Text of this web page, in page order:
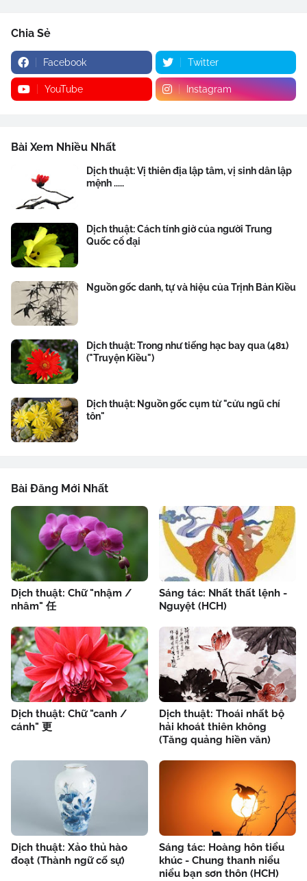
Chia Sẻ
Facebook Twitter
YouTube Instagram
Bài Xem Nhiều Nhất
Dịch thuật: Vị thiên địa lập tâm, vị sinh dân lập
mệnh .....
Dịch thuật: Cách tính giờ của người Trung
Quốc cổ đại
Nguồn gốc danh, tự và hiệu của Trịnh Bản Kiều
Dịch thuật: Trong như tiếng hạc bay qua (481)
("Truyện Kiều")
Dịch thuật: Nguồn gốc cụm từ "cửu ngũ chí
tôn"
Bài Đăng Mới Nhất
Dịch thuật: Chữ "nhậm /
nhâm" 任
Sáng tác: Nhất thất lệnh -
Nguyệt (HCH)
Dịch thuật: Chữ "canh /
cánh" 更
Dịch thuật: Thoái nhất bộ
hải khoát thiên không
(Tăng quảng hiền văn)
Dịch thuật: Xảo thủ hào
đoạt (Thành ngữ cố sự)
Sáng tác: Hoàng hôn tiểu
khúc - Chung thanh niểu
niểu bạn sơn thôn (HCH)